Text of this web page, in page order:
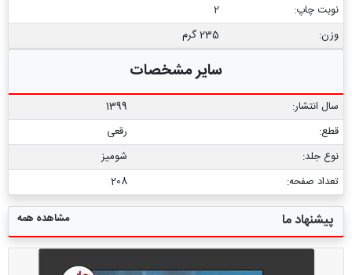
نوبت چاپ:
2
وزن:
235 گرم
سایر مشخصات
سال انتشار:
1399
قطع:
رقعی
نوع جلد:
شومیز
تعداد صفحه:
208
پیشنهاد ما مشاهده همه